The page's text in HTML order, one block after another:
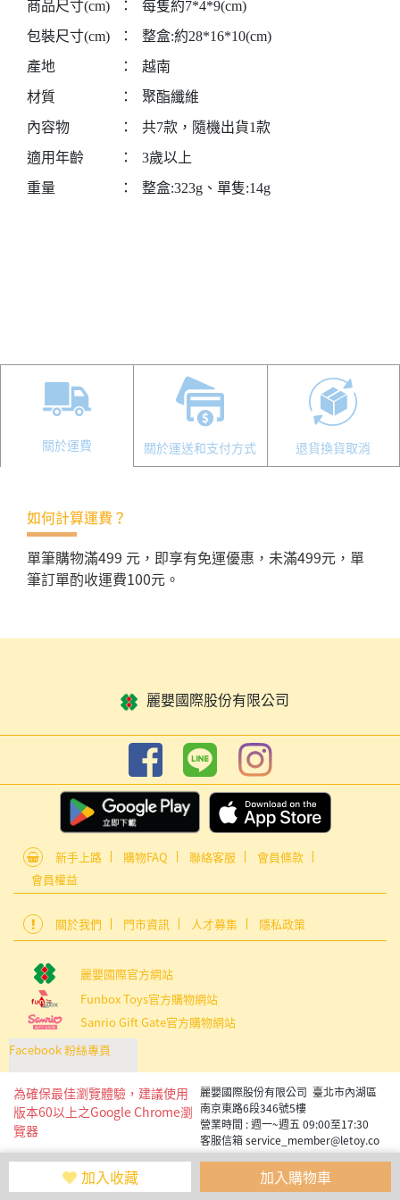
加入收藏 加入購物車
商品尺寸(cm) ：
每隻約7*4*9(cm)
包裝尺寸(cm)
：
整盒:約28*16*10(cm)
產地
：
越南
材質
：
聚酯纖維
內容物
：
共7款，隨機出貨1款
適用年齡
：
3歲以上
重量
： 整盒:323g、單隻:14g
關於運費 關於運送和支付方式 退貨換貨取消
如何計算運費？
單筆購物滿499 元，即享有免運優惠，未滿499元，單
筆訂單酌收運費100元。
麗嬰國際股份有限公司
新手上路 購物FAQ 聯絡客服
會員條款
會員權益
關於我們 門市資訊 人才募集 隱私政策
麗嬰國際官方網站
Funbox Toys官方購物網站
Sanrio Gift Gate官方購物網站
Facebook 粉絲專頁
為確保最佳瀏覽體驗，建議使用
版本60以上之Google Chrome瀏
覽器
麗嬰國際股份有限公司 臺北市內湖區
南京東路6段346號5樓
營業時間 : 週一~週五 09:00至17:30
客服信箱 service_member@letoy.co
Copyright 2019 麗嬰國際版權所有